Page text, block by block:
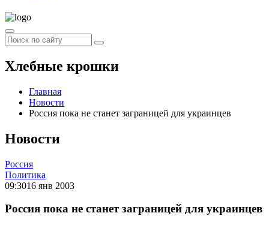
Хлебные крошки
Главная
Новости
Россия пока не станет заграницей для украинцев
Новости
Россия
Политика
09:3016 янв 2003
Россия пока не станет заграницей для украинцев